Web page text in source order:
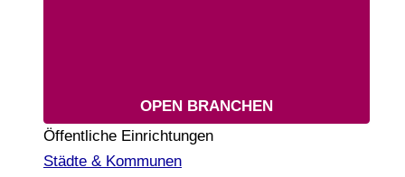
OPEN BRANCHEN
Öffentliche Einrichtungen
Städte & Kommunen